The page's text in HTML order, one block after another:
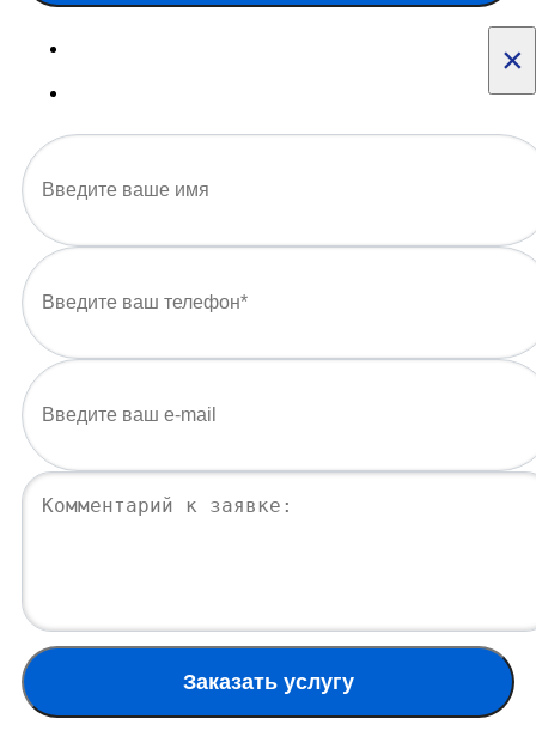
×
Заказать услугу